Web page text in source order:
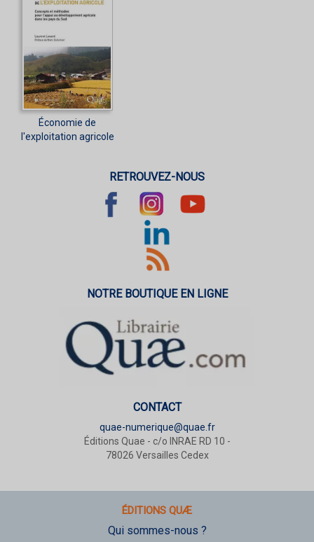
Économie de
l'exploitation agricole
RETROUVEZ-NOUS
NOTRE BOUTIQUE EN LIGNE
CONTACT
quae-numerique@quae.fr
Éditions Quae - c/o INRAE RD 10 -
78026 Versailles Cedex
ÉDITIONS QUÆ
Qui sommes-nous ?